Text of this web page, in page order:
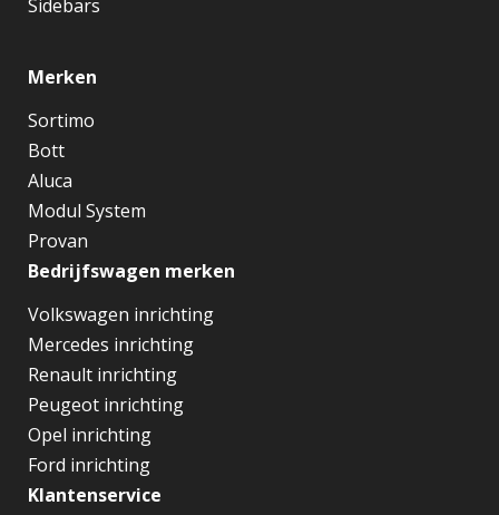
Sidebars
Merken
Sortimo
Bott
Aluca
Modul System
Provan
Bedrijfswagen merken
Volkswagen inrichting
Mercedes inrichting
Renault inrichting
Peugeot inrichting
Opel inrichting
Ford inrichting
Klantenservice